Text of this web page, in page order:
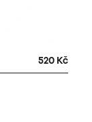
520 Kč